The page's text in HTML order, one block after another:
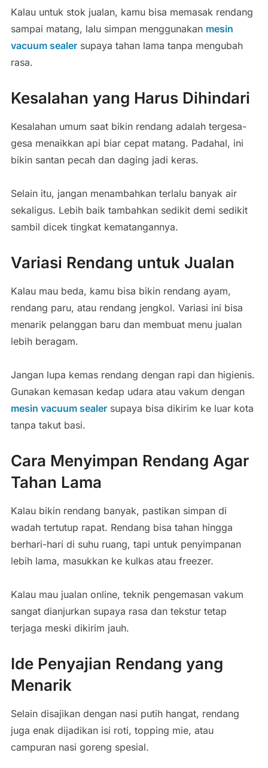
Kalau untuk stok jualan, kamu bisa memasak rendang
sampai matang, lalu simpan menggunakan mesin
vacuum sealersupaya tahan lama tanpa mengubah
rasa.
Kesalahan yang Harus Dihindari
Kesalahan umum saat bikin rendang adalah tergesa-
gesa menaikkan api biar cepat matang. Padahal, ini
bikin santan pecah dan daging jadi keras.
Selain itu, jangan menambahkan terlalu banyak air
sekaligus. Lebih baik tambahkan sedikit demi sedikit
sambil dicek tingkat kematangannya.
Variasi Rendang untuk Jualan
Kalau mau beda, kamu bisa bikin rendang ayam,
rendang paru, atau rendang jengkol. Variasi ini bisa
menarik pelanggan baru dan membuat menu jualan
lebih beragam.
Jangan lupa kemas rendang dengan rapi dan higienis.
Gunakan kemasan kedap udara atau vakum dengan
mesin vacuum sealersupaya bisa dikirim ke luar kota
tanpa takut basi.
Cara Menyimpan Rendang Agar
Tahan Lama
Kalau bikin rendang banyak, pastikan simpan di
wadah tertutup rapat. Rendang bisa tahan hingga
berhari-hari di suhu ruang, tapi untuk penyimpanan
lebih lama, masukkan ke kulkas atau freezer.
Kalau mau jualan online, teknik pengemasan vakum
sangat dianjurkan supaya rasa dan tekstur tetap
terjaga meski dikirim jauh.
Ide Penyajian Rendang yang
Menarik
Selain disajikan dengan nasi putih hangat, rendang
juga enak dijadikan isi roti, topping mie, atau
campuran nasi goreng spesial.